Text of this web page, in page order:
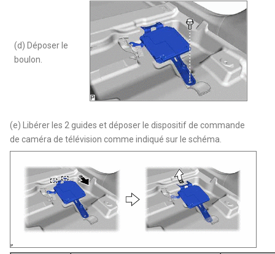
(d) Déposer le
boulon.
(e) Libérer les 2 guides et déposer le dispositif de commande
de caméra de télévision comme indiqué sur le schéma.